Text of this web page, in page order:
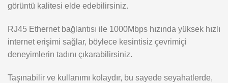
görüntü kalitesi elde edebilirsiniz.
RJ45 Ethernet bağlantısı ile 1000Mbps hızında yüksek hızlı
internet erişimi sağlar, böylece kesintisiz çevrimiçi
deneyimlerin tadını çıkarabilirsiniz.
Taşınabilir ve kullanımı kolaydır, bu sayede seyahatlerde,